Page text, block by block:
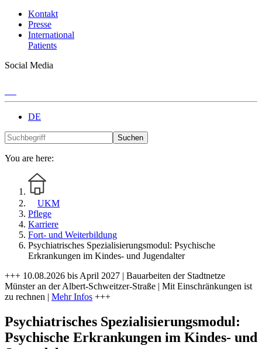
Kontakt
Presse
International
Patients
Social Media
DE
Suchen
You are here:
UKM
Pflege
Karriere
Fort- und Weiterbildung
Psychiatrisches Spezialisierungsmodul: Psychische
Erkrankungen im Kindes- und Jugendalter
+++ 10.08.2026 bis April 2027 | Bauarbeiten der Stadtnetze
Münster an der Albert-Schweitzer-Straße | Mit Einschränkungen ist
zu rechnen | Mehr Infos +++
Psychiatrisches Spezialisierungsmodul:
Psychische Erkrankungen im Kindes- und